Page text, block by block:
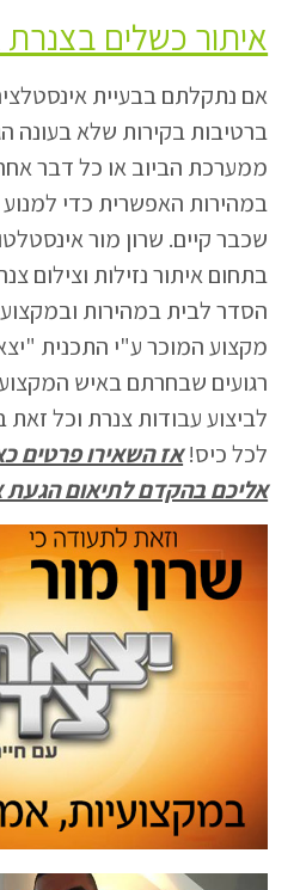
איתור כשלים בצנרת
אם נתקלתם בבעיית
ברטיבות בקירות שלא בעונה
ממערכת הביוב או כל דבר
במהירות האפשרית כדי למנוע
שכבר קיים. שרון מור
בתחום איתור נזילות וצילום
הסדר לבית במהירות
מקצוע המוכר ע"י התכנית
רגועים שבחרתם באיש
לביצוע עבודות צנרת וכל זאת
לכל כיס!אז השאירו פרטים
אליכם בהקדם לתיאום הגעת